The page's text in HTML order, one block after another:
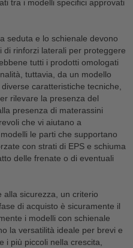
tra i modelli specifici approvati
seduta e lo schienale devono
di rinforzi laterali per proteggere
tutti i prodotti omologati
tuttavia, da un modello
caratteristiche tecniche,
rilevare la presenza del
presenza di materassini
che vi aiutano a
le parti che supportano
con strati di EPS e schiuma
delle frenate o di eventuali
alla sicurezza, un criterio
di acquisto è sicuramente il
i modelli con schienale
la versatilità ideale per brevi e
i più piccoli nella crescita,